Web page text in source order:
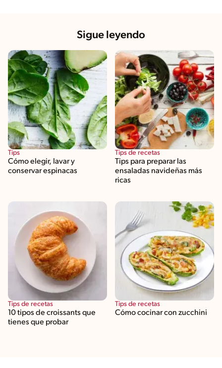
Sigue leyendo
Tips
Cómo elegir, lavar y
conservar espinacas
Tips de recetas
Tips para preparar las
ensaladas navideñas más
ricas
Tips de recetas
10 tipos de croissants que
tienes que probar
Tips de recetas
Cómo cocinar con zucchini